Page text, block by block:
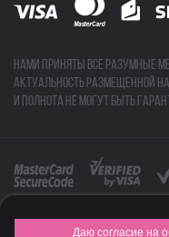
Нами приняты все разумные
актуальность размещенной
и полнота не могут быть
Даю согласие на